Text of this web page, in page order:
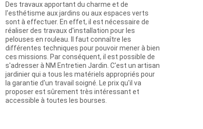
Des travaux apportant du charme et de
l'esthétisme aux jardins ou aux espaces verts
sont à effectuer. En effet, il est nécessaire de
réaliser des travaux d'installation pour les
pelouses en rouleau. Il faut connaître les
différentes techniques pour pouvoir mener à bien
ces missions. Par conséquent, il est possible de
s'adresser à NM Entretien Jardin. C'est un artisan
jardinier qui a tous les matériels appropriés pour
la garantie d'un travail soigné. Le prix qu'il va
proposer est sûrement très intéressant et
accessible à toutes les bourses.